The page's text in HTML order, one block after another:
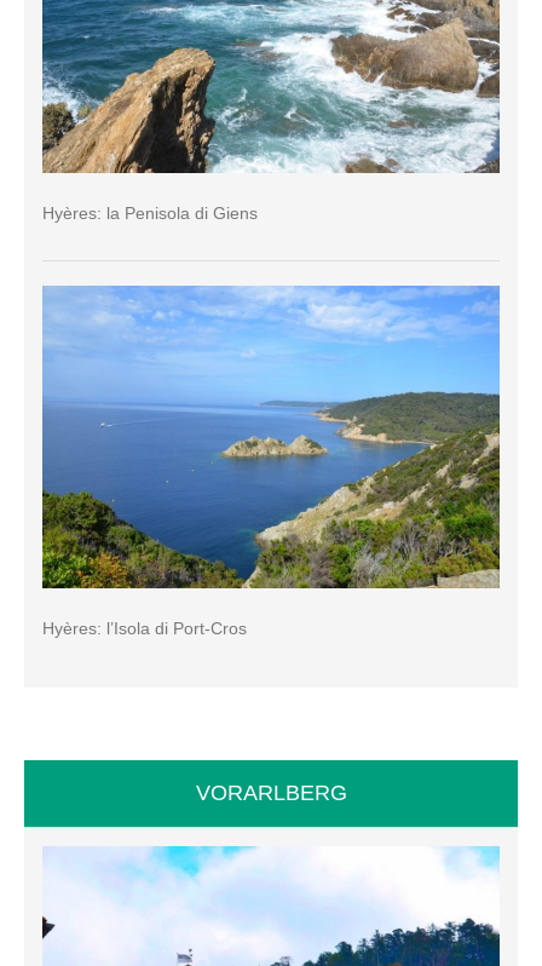
Hyères: la Penisola di Giens
Hyères: l’Isola di Port-Cros
VORARLBERG